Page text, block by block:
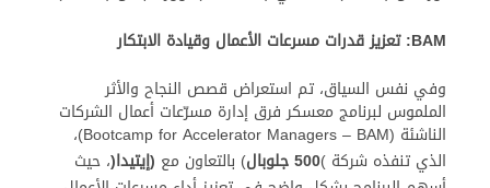
BAM: تعزيز قدرات مسرعات الأعمال وقيادة الابتكار
وفي نفس السياق، تم استعراض قصص النجاح والأثر
الملموس لبرنامج معسكر فرق إدارة مسرّعات أعمال الشركات
الناشئة (Bootcamp for Accelerator Managers – BAM)،
الذي تنفذه شركة )500 جلوبال ) بالتعاون مع (إيتيدا(، حيث